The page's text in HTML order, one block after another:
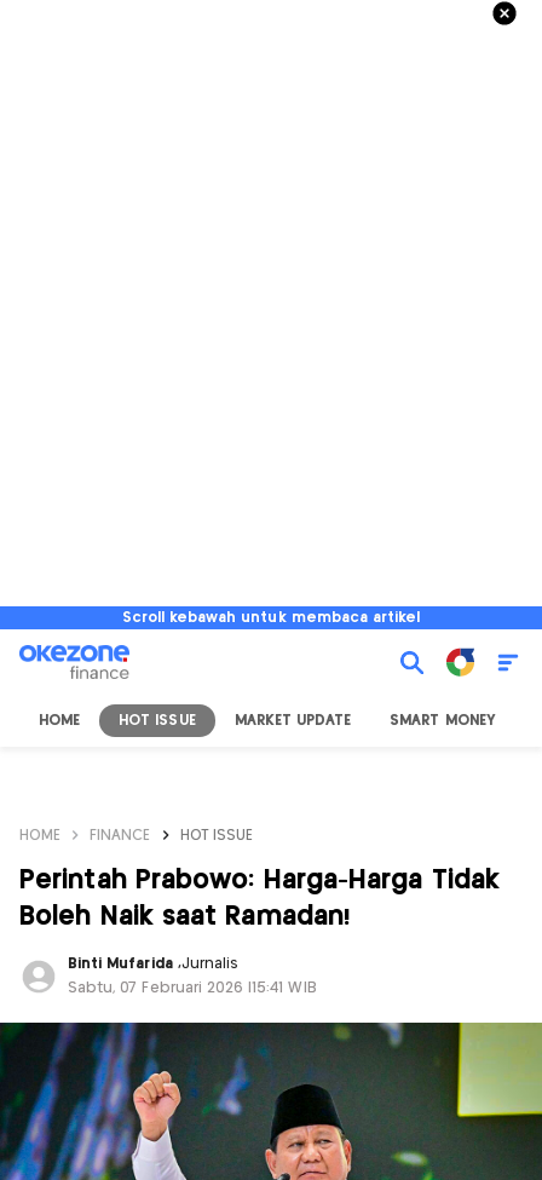
Scroll kebawah untuk membaca artikel
HOME HOT ISSUE MARKET UPDATE SMART MONEY
HOME FINANCE HOT ISSUE
Perintah Prabowo: Harga-Harga Tidak
Boleh Naik saat Ramadan!
Binti Mufarida ,Jurnalis
Sabtu, 07 Februari 2026 |15:41 WIB